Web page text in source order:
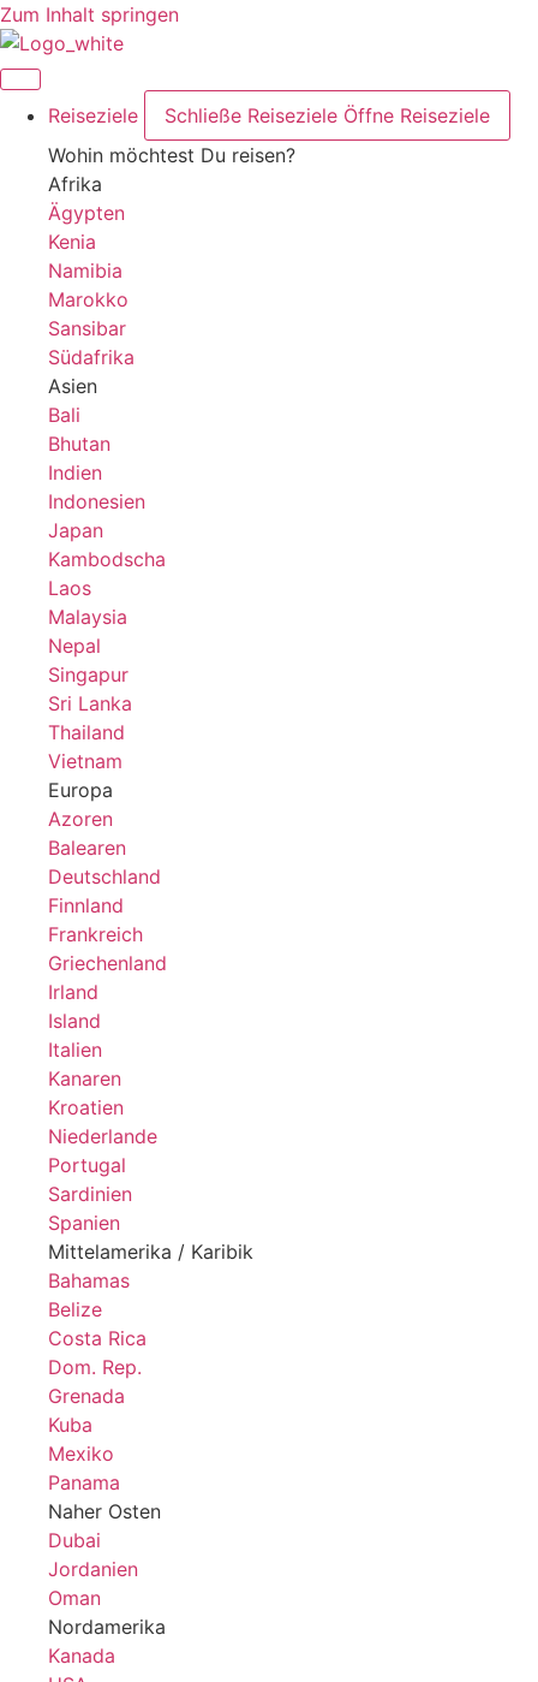
Zum Inhalt springen
Reiseziele Schließe Reiseziele Öffne Reiseziele
Wohin möchtest Du reisen?
Afrika
Ägypten
Kenia
Namibia
Marokko
Sansibar
Südafrika
Asien
Bali
Bhutan
Indien
Indonesien
Japan
Kambodscha
Laos
Malaysia
Nepal
Singapur
Sri Lanka
Thailand
Vietnam
Europa
Azoren
Balearen
Deutschland
Finnland
Frankreich
Griechenland
Irland
Island
Italien
Kanaren
Kroatien
Niederlande
Portugal
Sardinien
Spanien
Mittelamerika / Karibik
Bahamas
Belize
Costa Rica
Dom. Rep.
Grenada
Kuba
Mexiko
Panama
Naher Osten
Dubai
Jordanien
Oman
Nordamerika
Kanada